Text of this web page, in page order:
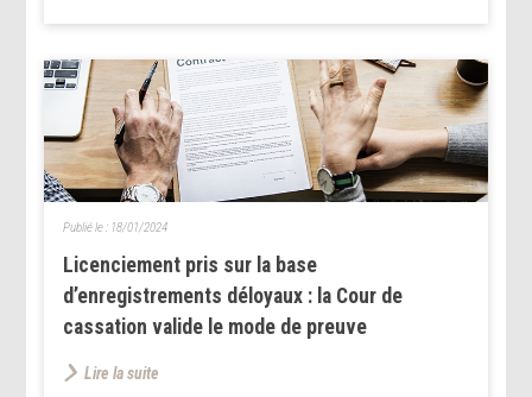
Licenciement pris sur la base
d’enregistrements déloyaux : la Cour de
cassation valide le mode de preuve
Publié le : 18/01/2024
Lire la suite